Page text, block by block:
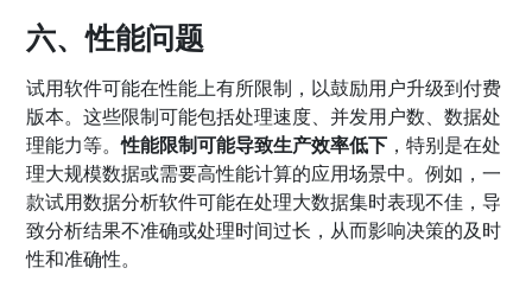
六、性能问题
试用软件可能在性能上有所限制，以鼓励用户升级到付费
版本。这些限制可能包括处理速度、并发用户数、数据处
理能力等。性能限制可能导致生产效率低下 ，特别是在处
理大规模数据或需要高性能计算的应用场景中。例如，一
款试用数据分析软件可能在处理大数据集时表现不佳，导
致分析结果不准确或处理时间过长，从而影响决策的及时
性和准确性。